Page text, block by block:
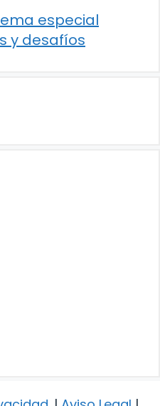
especial
y desafíos